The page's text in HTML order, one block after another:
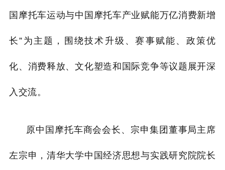
国摩托车运动与中国摩托车产业赋能万亿消费新增
长”为主题，围绕技术升级、赛事赋能、政策优
化、消费释放、文化塑造和国际竞争等议题展开深
入交流。
原中国摩托车商会会长、宗申集团董事局主席
左宗申，清华大学中国经济思想与实践研究院院长